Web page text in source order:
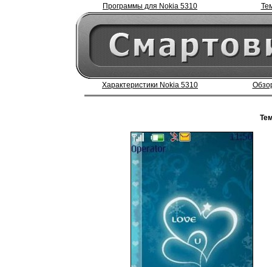
Программы для Nokia 5310
Характеристики Nokia 5310